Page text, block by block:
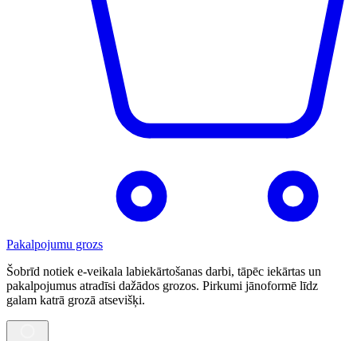
Pakalpojumu grozs
Šobrīd notiek e-veikala labiekārtošanas darbi, tāpēc iekārtas un
pakalpojumus atradīsi dažādos grozos. Pirkumi jānoformē līdz
galam katrā grozā atsevišķi.